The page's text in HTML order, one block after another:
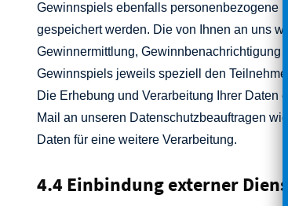
Gewinnspiels ebenfalls personenbezogene
gespeichert werden. Die von Ihnen an uns
Gewinnermittlung, Gewinnbenachrichtigung
Gewinnspiels jeweils speziell den
Die Erhebung und Verarbeitung Ihrer Daten
Mail an unseren Datenschutzbeauftragen
Daten für eine weitere Verarbeitung.
4.4 Einbindung externer